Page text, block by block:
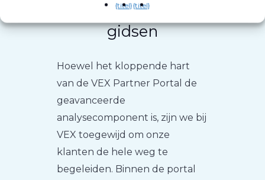
{titel}{titel}
pagina's met
gidsen
Hoewel het kloppende hart
van de VEX Partner Portal de
geavanceerde
analysecomponent is, zijn we bij
VEX toegewijd om onze
klanten de hele weg te
begeleiden. Binnen de portal